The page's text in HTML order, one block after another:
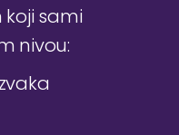
sami
nivou: